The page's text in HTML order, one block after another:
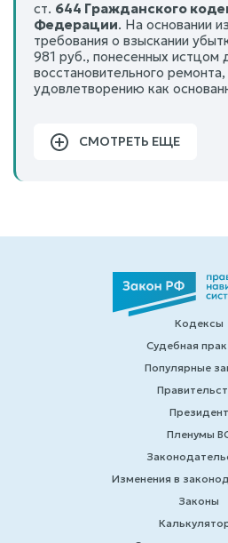
ст. 644 Гражданского
Федерации. На основании
требования о взыскании
981 руб., понесенных истцом
восстановительного
удовлетворению как
СМОТРЕТЬ ЕЩЕ
Кодексы
Судебная
Популярные
Президент
Пленумы
Изменения в
Законы